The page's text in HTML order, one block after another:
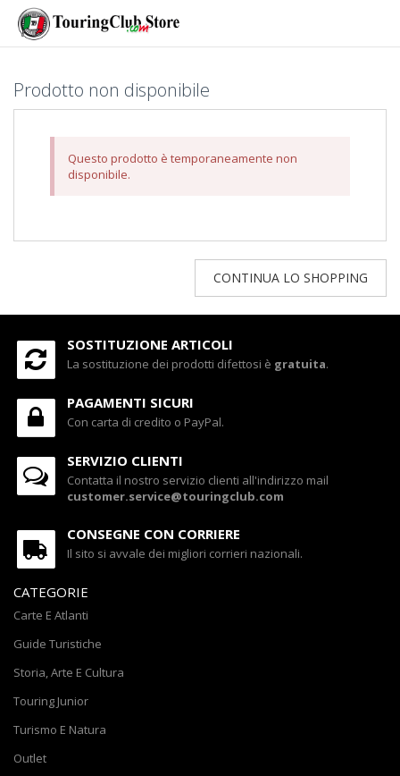
Prodotto non disponibile
Questo prodotto è temporaneamente non
disponibile.
CONTINUA LO SHOPPING
SOSTITUZIONE ARTICOLI
La sostituzione dei prodotti difettosi è gratuita.
PAGAMENTI SICURI
Con carta di credito o PayPal.
SERVIZIO CLIENTI
Contatta il nostro servizio clienti all'indirizzo mail
customer.service@touringclub.com
CONSEGNE CON CORRIERE
Il sito si avvale dei migliori corrieri nazionali.
CATEGORIE
Carte E Atlanti
Guide Turistiche
Storia, Arte E Cultura
Touring Junior
Turismo E Natura
Outlet